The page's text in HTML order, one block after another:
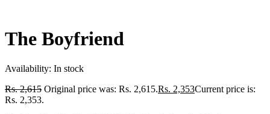
The Boyfriend
Availability: In stock
Rs.2,615 Original price was: Rs. 2,615.Rs. 2,353Current price is:
Rs. 2,353.